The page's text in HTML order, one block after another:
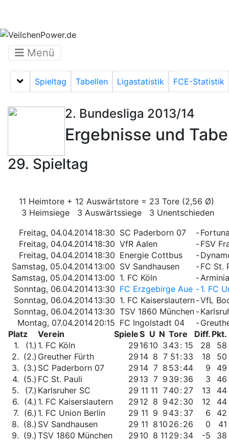
Menü
Menü auf-/zuklappen
Spieltag Tabellen Ligastatistik FCE-Statistik
2. Bundesliga 2013/14
Ergebnisse und
29. Spieltag
11 Heimtore + 12 Auswärtstore = 23 Tore (2,56 Ø)
3 Heimsiege 3 Auswärtssiege 3 Unentschieden
Freitag, 04.04.201418:30 SC Paderborn 07 -
Freitag, 04.04.201418:30 VfR Aalen -FSV
Freitag, 04.04.201418:30 Energie Cottbus -
Samstag, 05.04.201413:00 SV Sandhausen -FC St.
Samstag, 05.04.201413:00 1. FC Köln -
Sonntag, 06.04.201413:30 FC Erzgebirge Aue -1. FC
Sonntag, 06.04.201413:30 1. FC Kaiserslautern-VfL
Sonntag, 06.04.201413:30 TSV 1860 München -
Montag, 07.04.201420:15 FC Ingolstadt 04 -
Platz
Verein SpieleS U N Tore Diff. Pkt.
1.
(1.) 1. FC Köln 29 16 10 3 43 : 15 28
58
2. (2.) Greuther Fürth 29 14 8 7 51 :33 18
50
3. (3.) SC Paderborn 07 29 14 7 8 53 :44 9
49
4. (5.) FC St. Pauli 29 13 7 9 39 :36 3
46
5.
(7.) Karlsruher SC 29 11 11 740 : 27 13
44
6. (4.) 1. FC Kaiserslautern 29 12 8 9 42 :30 12
44
7. (6.) 1. FC Union Berlin 29 11 9 9 43 : 37 6
42
8. (8.) SV Sandhausen 29 11 8 10 26 :26 0
41
9. (9.) TSV 1860 München 29 10 8 11 29 :34 -5
38